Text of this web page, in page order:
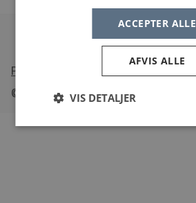
© Sundhedsjobs.dk
ACCEPTER ALLE
AFVIS ALLE
VIS DETALJER